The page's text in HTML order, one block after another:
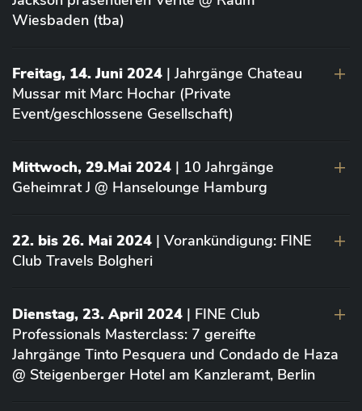
Wiesbaden (tba)
Freitag, 14. Juni 2024 | Jahrgänge Chateau
Mussar mit Marc Hochar (Private
Event/geschlossene Gesellschaft)
Mittwoch, 29.Mai 2024 | 10 Jahrgänge
Geheimrat J @ Hanselounge Hamburg
22. bis 26. Mai 2024 | Vorankündigung: FINE
Club Travels Bolgheri
Dienstag, 23. April 2024 | FINE Club
Professionals Masterclass: 7 gereifte
Jahrgänge Tinto Pesquera und Condado de Haza
@ Steigenberger Hotel am Kanzleramt, Berlin